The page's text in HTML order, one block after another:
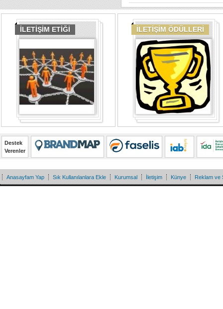
İLETİŞİM ETİĞİ İLETİŞİM ÖDÜLLERİ
Destek
Verenler
Anasayfam Yap Sık Kullanılanlara Ekle Kurumsal İletişim Künye Reklam ve